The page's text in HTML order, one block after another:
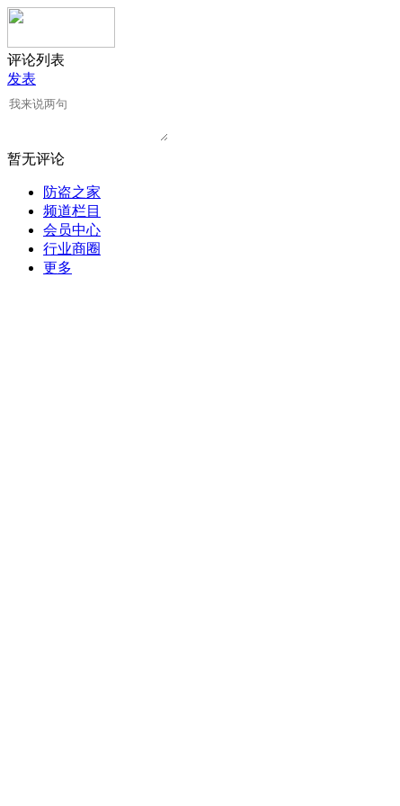
评论列表
发表
暂无评论
防盗之家
频道栏目
会员中心
行业商圈
更多